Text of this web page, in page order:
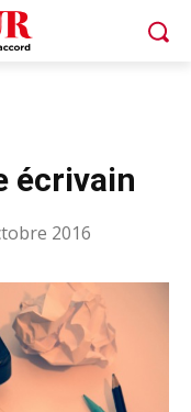
écrivain
2016